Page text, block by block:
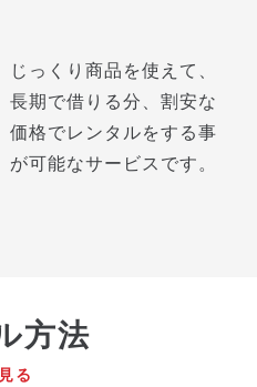
じっくり商品を使えて、
長期で借りる分、割安な
価格でレンタルをする事
が可能なサービスです。
方法
る